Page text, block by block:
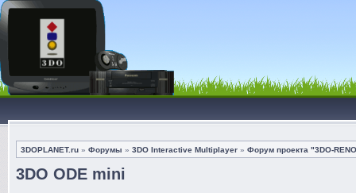
3DOPLANET.ru » Форумы » 3DO Interactive Multiplayer » Форум проекта "3DO-
3DO ODE mini